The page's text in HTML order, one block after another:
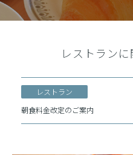
レストラン
レストラン
朝食料金改定のご案内